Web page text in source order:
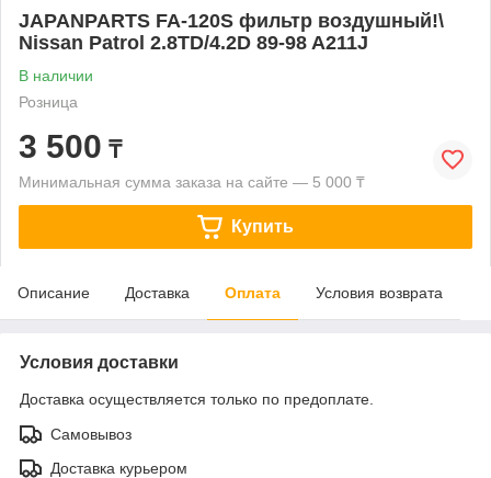
JAPANPARTS FA-120S фильтр воздушный!\
Nissan Patrol 2.8TD/4.2D 89-98 A211J
В наличии
Розница
3 500 ₸
Минимальная сумма заказа на сайте — 5 000 ₸
Купить
Описание Доставка Оплата Условия возврата
Условия доставки
Доставка осуществляется только по предоплате.
Самовывоз
Доставка курьером